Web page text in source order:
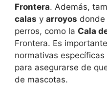
Frontera. Además,
calas y arroyos donde
perros, como la Cala
Frontera. Es
normativas
para asegurarse de
de mascotas.